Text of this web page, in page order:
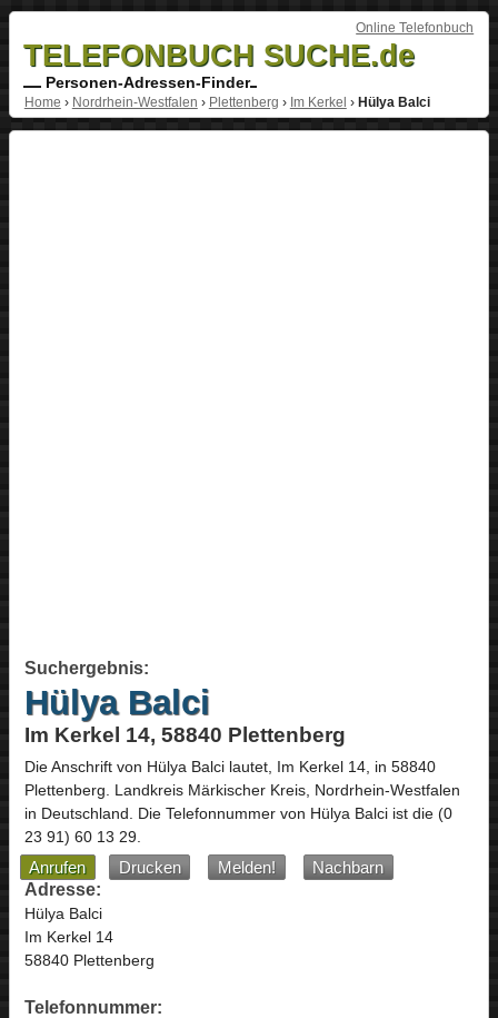
Online Telefonbuch
TELEFONBUCH SUCHE.de
Personen-Adressen-Finder
Home › Nordrhein-Westfalen › Plettenberg › Im Kerkel › Hülya Balci
Suchergebnis:
Hülya Balci
Im Kerkel 14, 58840 Plettenberg
Die Anschrift von Hülya Balcilautet, Im Kerkel 14, in 58840
Plettenberg. Landkreis Märkischer Kreis, Nordrhein-Westfalen
in Deutschland. Die Telefonnummer von Hülya Balci ist die (0
23 91) 60 13 29.
Anrufen Drucken Melden!
Nachbarn
Adresse:
Hülya Balci
Im Kerkel 14
58840 Plettenberg
Telefonnummer: